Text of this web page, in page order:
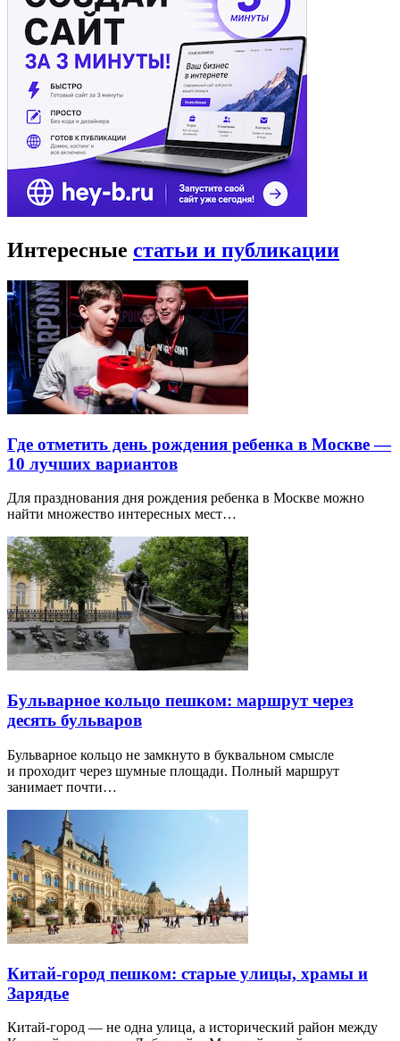
Интересные статьи и публикации
Где отметить день рождения ребенка в Москве —
10 лучших вариантов
Для празднования дня рождения ребенка в Москве можно
найти множество интересных мест…
Бульварное кольцо пешком: маршрут через
десять бульваров
Бульварное кольцо не замкнуто в буквальном смысле
и проходит через шумные площади. Полный маршрут
занимает почти…
Китай-город пешком: старые улицы, храмы и
Зарядье
Китай-город — не одна улица, а исторический район между